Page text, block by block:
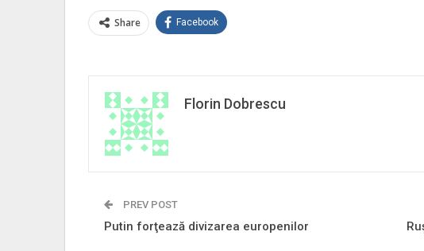
Share Facebook
Florin Dobrescu
PREV POST
Putin forţează divizarea europenilor